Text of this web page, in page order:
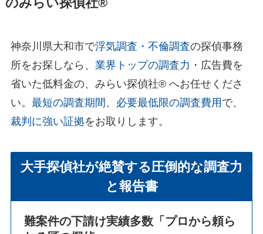
のみらい探偵社®︎
神奈川県大和市で浮気調査・不倫調査の探偵事務
所をお探しなら、 業界トップの調査力 ・広告費を
省いた低料金の、みらい探偵社®︎ へお任せくださ
い。 最短の調査期間 、 必要最低限の調査費用 で、
裁判に強い証拠をお取りします。
大手探偵社が絶賛する圧倒的な調査力
と報告書
難案件の下請け実績多数 「プロから頼ら